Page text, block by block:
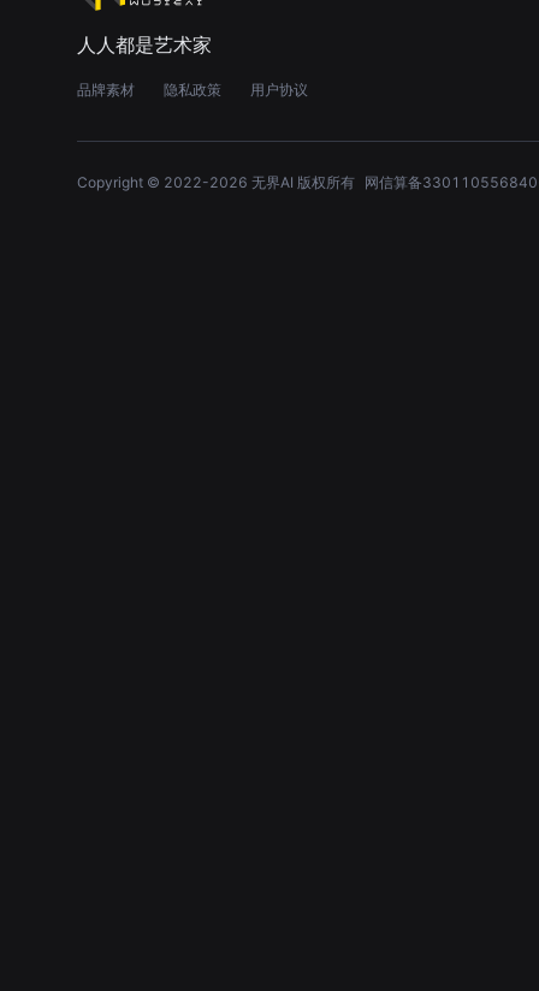
人人都是艺术家
品牌素材 隐私政策 用户协议
Copyright © 2022-2026 无界AI 版权所有 网信算备